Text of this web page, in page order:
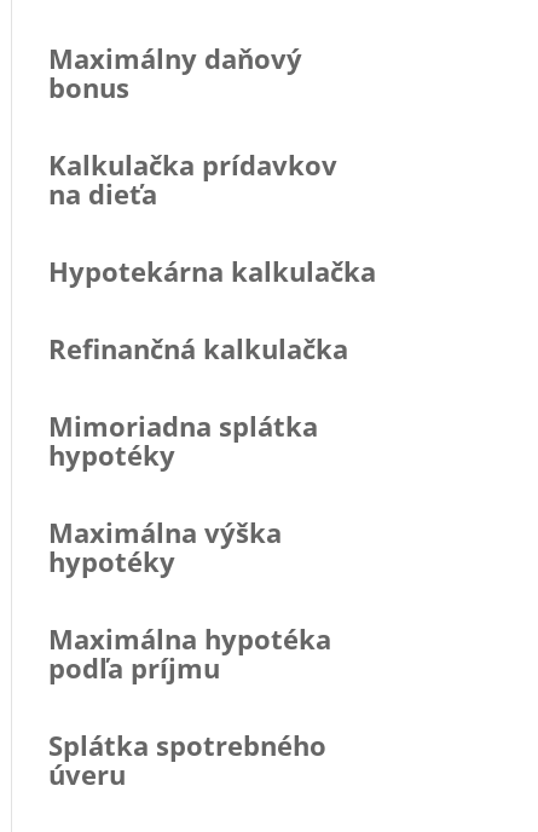
Maximálny daňový
bonus
Kalkulačka prídavkov
na dieťa
Hypotekárna kalkulačka
Refinančná kalkulačka
Mimoriadna splátka
hypotéky
Maximálna výška
hypotéky
Maximálna hypotéka
podľa príjmu
Splátka spotrebného
úveru